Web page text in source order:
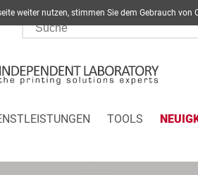
TOOLS
weiter nutzen, stimmen Sie dem